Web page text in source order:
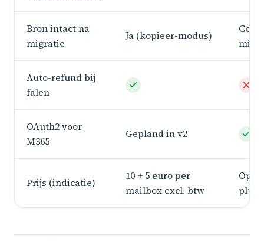
Bron intact na
migratie
Ja (kopieer-modus)
Auto-refund bij
falen
OAuth2 voor
M365
Gepland in v2
Prijs (indicatie)
10 + 5 euro per
mailbox excl. btw
Op
plus